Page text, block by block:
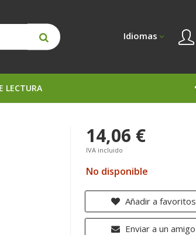
Idiomas
LECTURA
14,06 €
IVA incluido
No disponible
Añadir a favoritos
Enviar a un amigo